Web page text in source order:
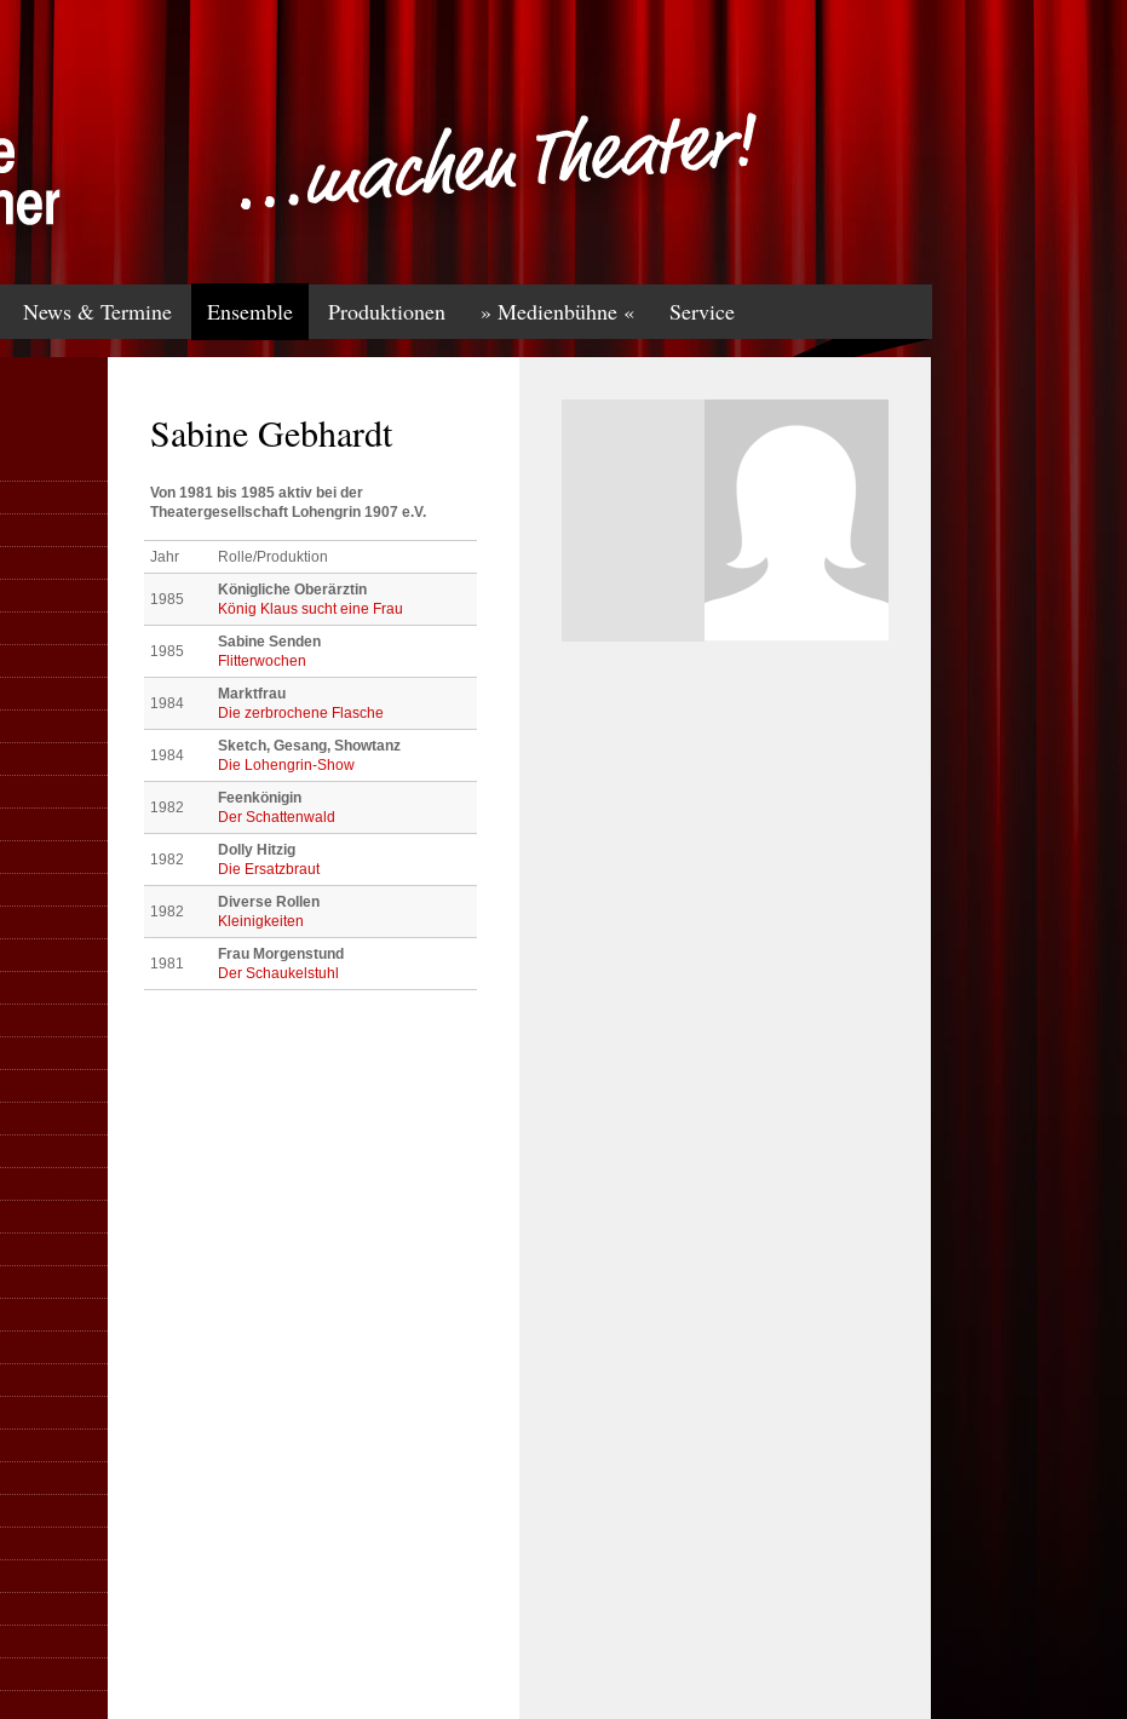
News & Termine Ensemble Produktionen » Medienbühne « Service
Sabine Gebhardt
Von 1981 bis 1985 aktiv bei der
Theatergesellschaft Lohengrin 1907 e.V.
Jahr Rolle/Produktion
1985
Königliche Oberärztin
König Klaus sucht eine Frau
1985
Sabine Senden
Flitterwochen
1984
Marktfrau
Die zerbrochene Flasche
1984
Sketch, Gesang, Showtanz
Die Lohengrin-Show
1982
Feenkönigin
Der Schattenwald
1982
Dolly Hitzig
Die Ersatzbraut
1982
Diverse Rollen
Kleinigkeiten
1981
Frau Morgenstund
Der Schaukelstuhl